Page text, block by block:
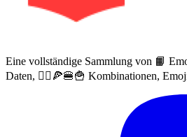
Eine vollständige Sammlung von 📙
Daten, 🙅‍♀️🍕🍔🍟 Kombinationen,